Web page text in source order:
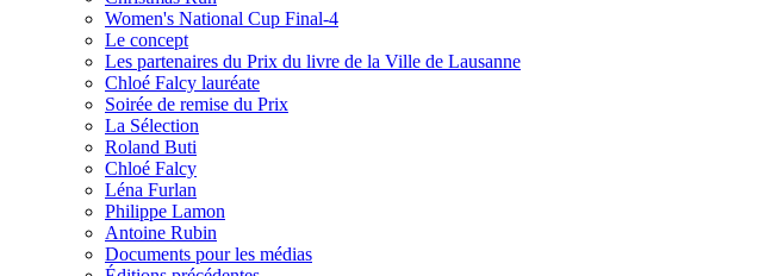
Women's National Cup Final-4
Le concept
Les partenaires du Prix du livre de la Ville de Lausanne
Chloé Falcy lauréate
Soirée de remise du Prix
La Sélection
Roland Buti
Chloé Falcy
Léna Furlan
Philippe Lamon
Antoine Rubin
Documents pour les médias